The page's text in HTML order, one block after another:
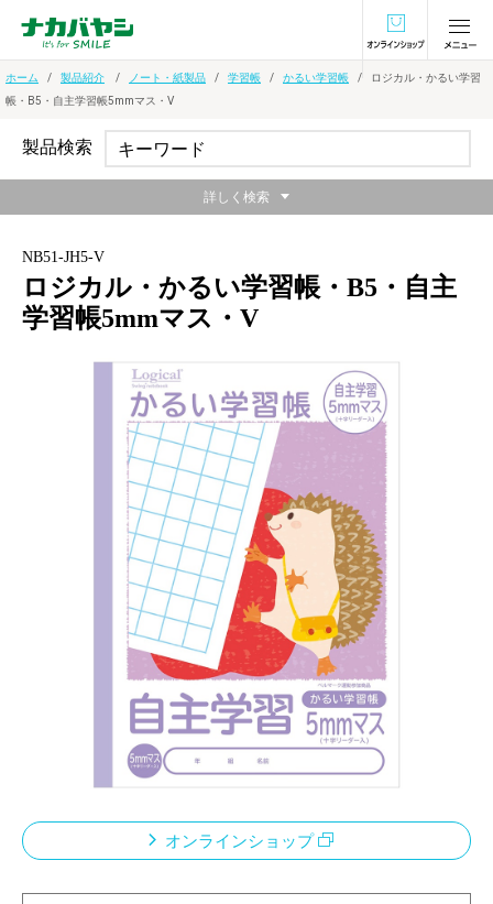
オンラインショ
ホーム 製品紹介 ノート・紙製品 学習帳 かるい学習帳
ロジカル・かるい学習
帳・B5・自主学習帳5mmマス・V
NB51-JH5-V
ロジカル・かるい学習帳・B5・自主
学習帳5mmマス・V
「エアー用紙」を使用したロジカル学習帳
メーカー希望小売価格：
科目の増加など、荷物が多くなる、小学校・中高学年向けノート
従来商品より約20％軽量化。本文には厚みはそのまま裏うつりは
ベルマーク運動参加商品
このノートの売り上げの一部は「あしなが育英会」に寄付されま
オンラインショップ
製品検索
詳しく検索